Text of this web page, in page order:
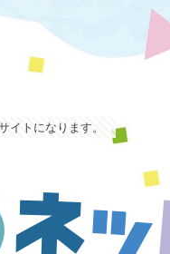
イトになります。